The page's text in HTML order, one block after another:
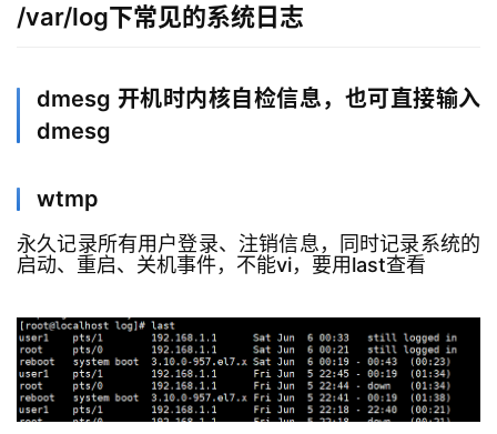
/var/log下常见的系统日志
dmesg 开机时内核自检信息，也可直接输入
dmesg
wtmp
永久记录所有用户登录、注销信息，同时记录系统的
启动、重启、关机事件，不能vi，要用last查看